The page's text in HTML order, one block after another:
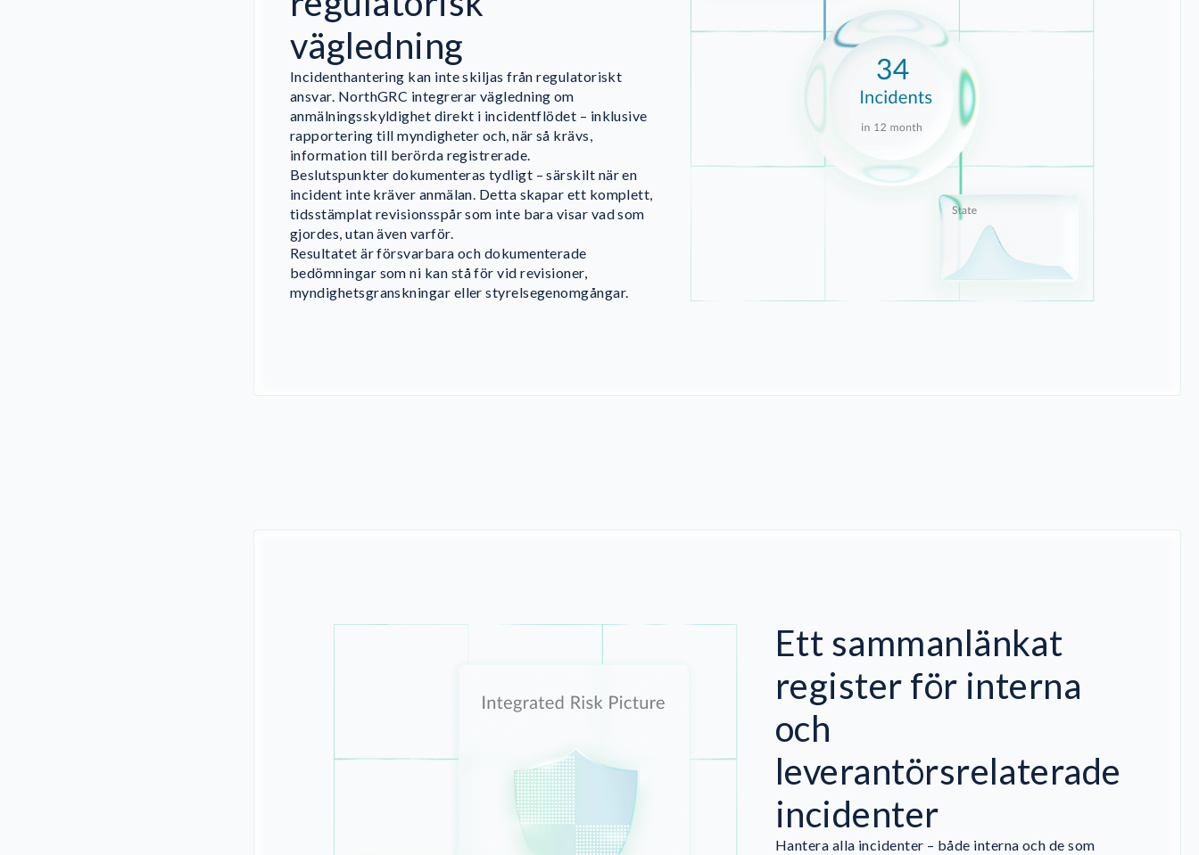
vägledning
Incidenthantering kan inte skiljas från regulatoriskt
ansvar. NorthGRC integrerar vägledning om
anmälningsskyldighet direkt i incidentflödet – inklusive
rapportering till myndigheter och, när så krävs,
information till berörda registrerade.
Beslutspunkter dokumenteras tydligt – särskilt när en
incident inte kräver anmälan. Detta skapar ett komplett,
tidsstämplat revisionsspår som inte bara visar vad som
gjordes, utan även varför.
Resultatet är försvarbara och dokumenterade
bedömningar som ni kan stå för vid revisioner,
myndighetsgranskningar eller styrelsegenomgångar.
Ett sammanlänkat
register för interna
och
leverantörsrelaterade
incidenter
Hantera alla incidenter – både interna och de som